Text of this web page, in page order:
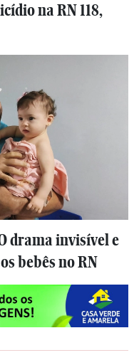
na RN 118,
drama invisível e
bebês no RN